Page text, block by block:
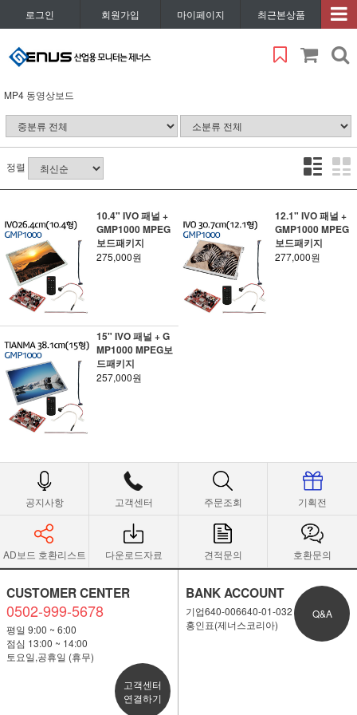
로그인 회원가입 마이페이지 최근본상품
MP4 동영상보드
정렬
10.4" IVO 패널 +
GMP1000 MPEG
보드패키지
275,000원
12.1" IVO 패널 +
GMP1000 MPEG
보드패키지
277,000원
15" IVO 패널 + G
MP1000 MPEG보
드패키지
257,000원
공지사항 고객센터 주문조회 기획전
AD보드 호환리스트 다운로드자료 견적문의 호환문의
CUSTOMER CENTER
0502-999-5678
평일 9:00 ~ 6:00
점심 13:00 ~ 14:00
토요일,공휴일 (휴무)
고객센터
연결하기
BANK ACCOUNT
기업640-006640-01-032
홍인표(제너스코리아)
Q&A